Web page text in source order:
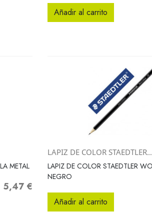
Añadir al carrito
METAL
Precio
5,47 €
Vista
LAPIZ DE COLOR STAEDTLER...
LAPIZ DE COLOR STAEDTLER
NEGRO
Añadir al carrito